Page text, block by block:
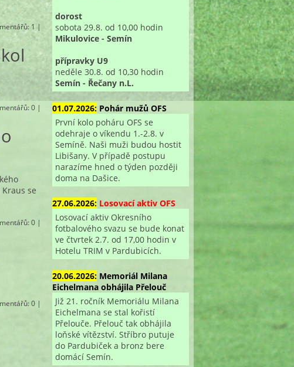
: 1 |
: 0 |
se
: 0 |
: 0 |
dorost
sobota 29.8. od 10,00 hodin
Mikulovice - Semín
přípravky U9
neděle 30.8. od 10,30 hodin
Semín - Řečany n.L.
01.07.2026: Pohár mužů OFS
První kolo poháru OFS se
odehraje o víkendu 1.-2.8. v
Semíně. Naši muži budou hostit
Libišany. V případě postupu
narazíme hned o týden později
doma na Dašice.
27.06.2026: Losovací aktiv OFS
Losovací aktiv Okresního
fotbalového svazu se bude konat
ve čtvrtek 2.7. od 17,00 hodin v
Hotelu TRIM v Pardubicích.
20.06.2026: Memoriál Milana
Eichelmana obhájila Přelouč
Již 21. ročník Memoriálu Milana
Eichelmana se stal kořistí
Přelouče. Přelouč tak obhájila
loňské vítězství. Stříbro putuje
do Pardubiček a bronz bere
domácí Semín.